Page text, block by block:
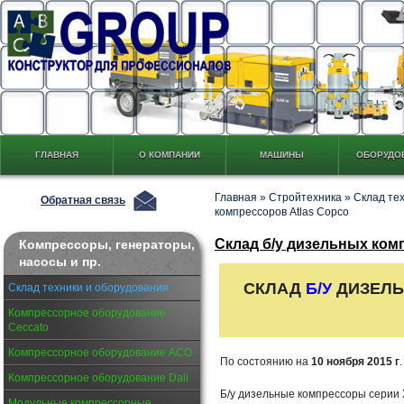
ГЛАВНАЯ О КОМПАНИИ МАШИНЫ
Обратная связь
Компрессоры, генераторы,
насосы и пр.
Склад техники и оборудования
Компрессорное оборудование
Ceccato
Компрессорное оборудование АСО
Компрессорное оборудование Dali
Главная » Стройтехника » Склад
компрессоров Atlas Copco
Склад б/у дизельных
СКЛАД Б/У
По состоянию на 10 ноября 2015 г.
Б/у дизельные компрессоры серии